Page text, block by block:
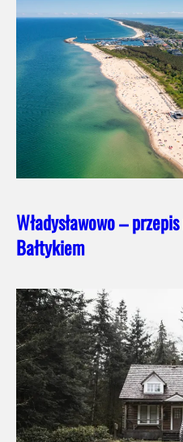
Władysławowo –
Bałtykiem